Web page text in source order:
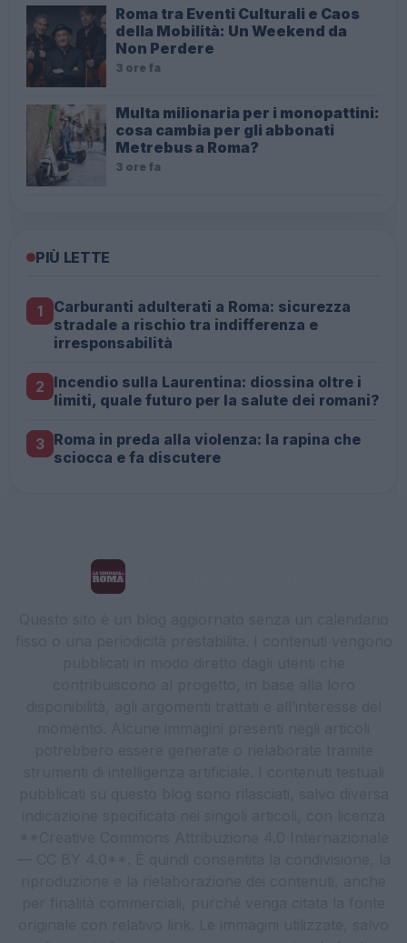
Roma tra Eventi Culturali e Caos
della Mobilità: Un Weekend da
Non Perdere
3 ore fa
Multa milionaria per i monopattini:
cosa cambia per gli abbonati
Metrebus a Roma?
3 ore fa
PIÙ LETTE
1
Carburanti adulterati a Roma: sicurezza
stradale a rischio tra indifferenza e
irresponsabilità
2 Incendio sulla Laurentina: diossina oltre i
limiti, quale futuro per la salute dei romani?
3 Roma in preda alla violenza: la rapina che
sciocca e fa discutere